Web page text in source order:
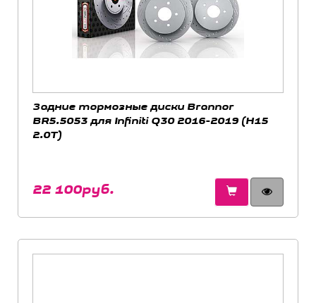
Задние тормозные диски Brannor
BR5.5053 для Infiniti Q30 2016-2019 (H15
2.0T)
22 100руб.